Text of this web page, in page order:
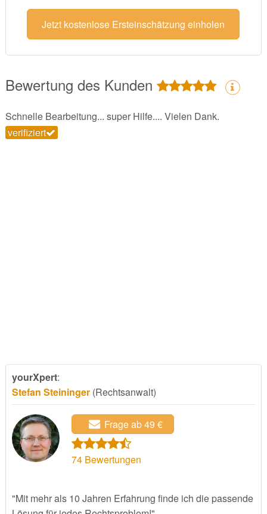
Jetzt kostenlose Ersteinschätzung einholen
Bewertung des Kunden
Schnelle Bearbeitung... super Hilfe.... Vielen Dank.
verifiziert
yourXpert:
Stefan Steininger(Rechtsanwalt)
Frage ab 49 €
74Bewertungen
"Mit mehr als 10 Jahren Erfahrung finde ich die passende